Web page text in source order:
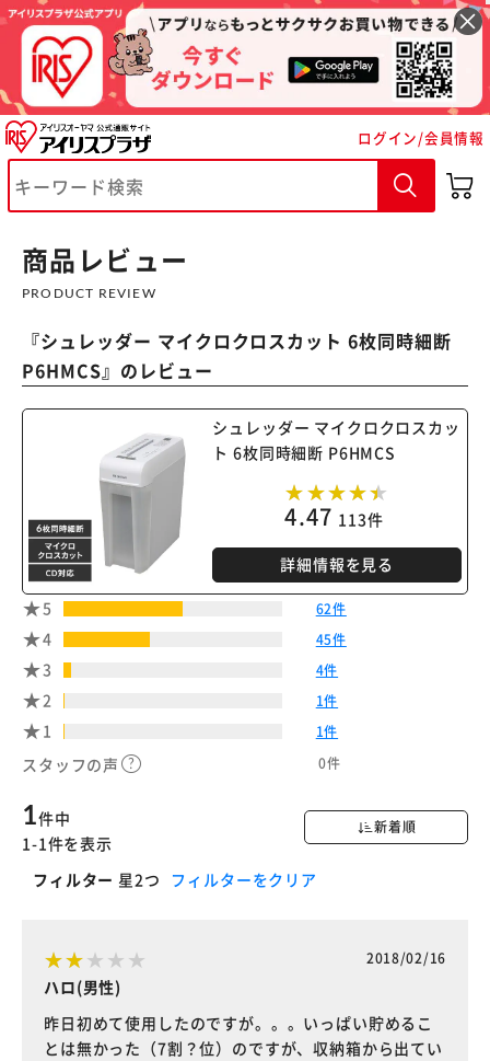
ログイン/会員情報
商品レビュー
PRODUCT REVIEW
『シュレッダー マイクロクロスカット 6枚同時細断
P6HMCS』のレビュー
シュレッダー マイクロクロスカッ
ト 6枚同時細断 P6HMCS
4.47 113件
詳細情報を見る
5 62件
4 45件
3 4件
2 1件
1 1件
スタッフの声 0件
新着順
1件中
1-1件を表示
フィルター 星2つ フィルターをクリア
2018/02/16
ハロ(男性)
昨日初めて使用したのですが。。。いっぱい貯めるこ
とは無かった（7割？位）のですが、収納箱から出てい
※ご確認ください
カートに入れる 購入手続きへ